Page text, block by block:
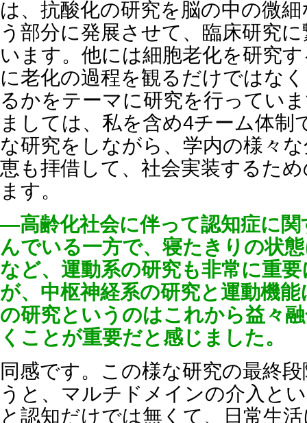
は、抗酸化の研究を脳の中の微
う部分に発展させて、臨床研究
います。他には細胞老化を研究
に老化の過程を観るだけではな
るかをテーマに研究を行ってい
ましては、私を含め4チーム体制
な研究をしながら、学内の様々
恵も拝借して、社会実装するた
ます。
―高齢化社会に伴って認知症に関
んでいる一方で、寝たきりの状
など、運動系の研究も非常に重
が、中枢神経系の研究と運動機
の研究というのはこれから益々
くことが重要だと感じました。
同感です。この様な研究の最終
うと、マルチドメインの介入と
と認知だけでは無くて、日常生